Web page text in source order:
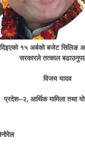
१५ अर्बको बजेट सिलिङ
सरकारले तत्काल
विजय यादव
प्रदेश–२, आर्थिक मामिला तथा